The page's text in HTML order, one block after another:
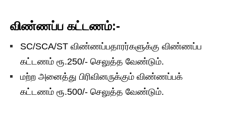
விண்ணப்ப கட்டணம்:-
SC/SCA/ST விண்ணப்பதாரர்களுக்கு விண்ணப்ப
கட்டணம் ரூ.250/- செலுத்த வேண்டும்.
மற்ற அனைத்து பிரிவினருக்கும் விண்ணப்பக்
கட்டணம் ரூ.500/- செலுத்த வேண்டும்.